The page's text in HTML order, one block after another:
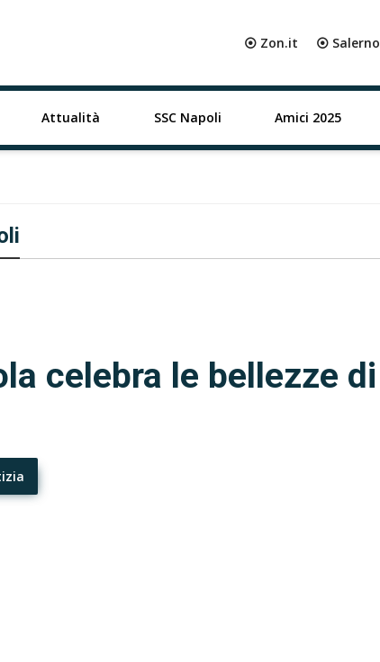
⦿ Zon.it ⦿ Salerno
Attualità SSC Napoli Amici 2025
celebra le bellezze di